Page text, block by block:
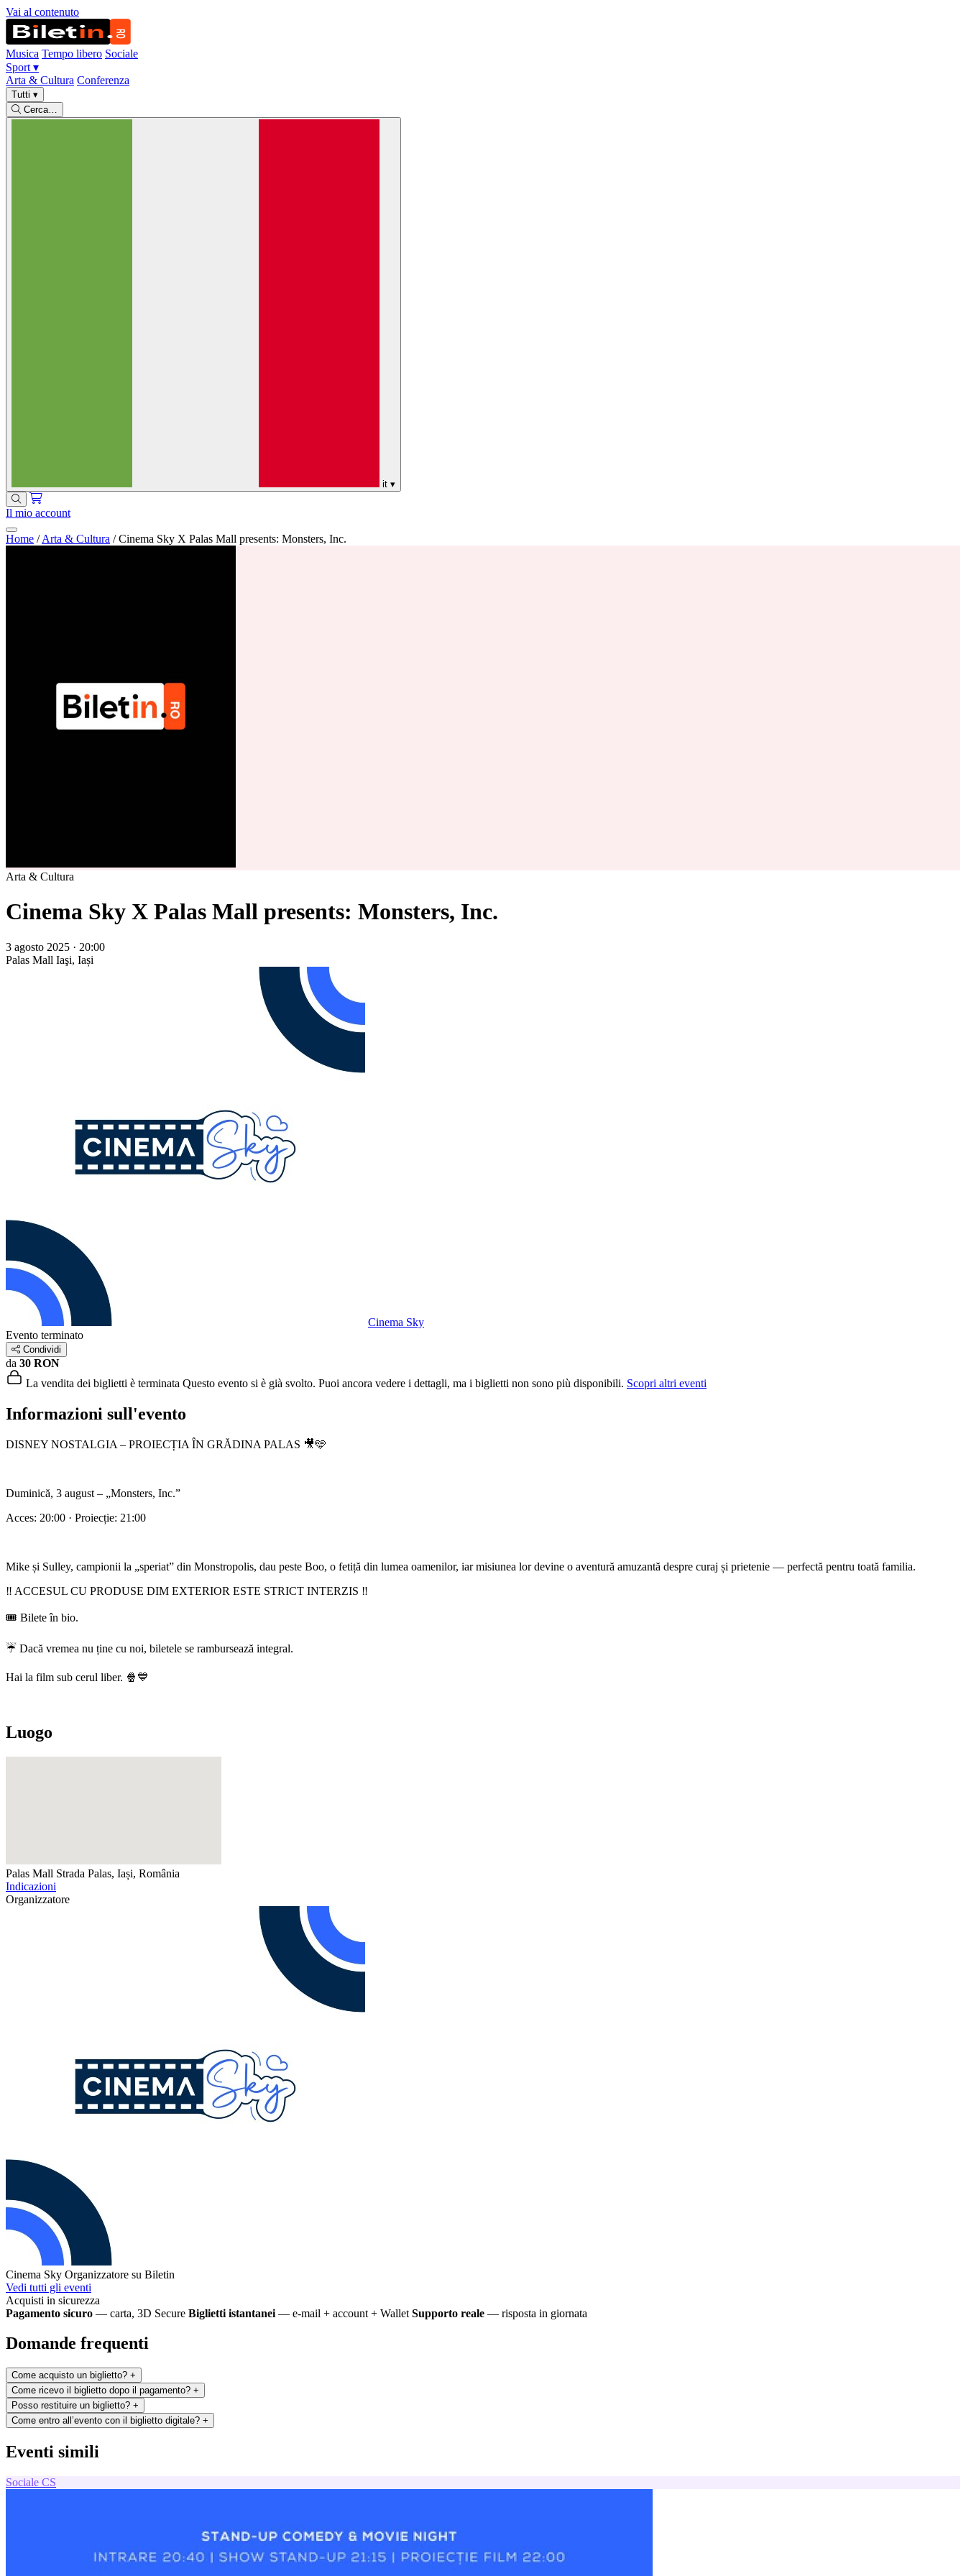
Vai al contenuto
Musica Tempo libero Sociale
Sport ▾
Arta & Cultura Conferenza
Tutti ▾
Cerca…
it ▾
Il mio account
Home / Arta & Cultura / Cinema Sky X Palas Mall presents: Monsters, Inc.
Arta & Cultura
Cinema Sky X Palas Mall presents: Monsters, Inc.
3 agosto 2025 · 20:00
Palas Mall Iaşi, Iași
Cinema Sky
Evento terminato
Condividi
da 30 RON
La vendita dei biglietti è terminata Questo evento si è già svolto. Puoi ancora vedere i dettagli, ma i biglietti non sono più disponibili. Scopri altri eventi
Informazioni sull'evento
DISNEY NOSTALGIA – PROIECȚIA ÎN GRĂDINA PALAS 🎥🩵
Duminică, 3 august – „Monsters, Inc.”
Acces: 20:00 · Proiecție: 21:00
Mike și Sulley, campionii la „speriat” din Monstropolis, dau peste Boo, o fetiță din lumea oamenilor, iar misiunea lor devine o aventură amuzantă despre curaj și prietenie — perfectă pentru toată familia.
‼️ ACCESUL CU PRODUSE DIM EXTERIOR ESTE STRICT INTERZIS ‼️
🎟️ Bilete în bio.
☔ Dacă vremea nu ține cu noi, biletele se rambursează integral.
Hai la film sub cerul liber. 🍿💙
Luogo
Palas Mall Strada Palas, Iași, România
Indicazioni
Organizzatore
Cinema Sky Organizzatore su Biletin
Vedi tutti gli eventi
Acquisti in sicurezza
Pagamento sicuro — carta, 3D Secure Biglietti istantanei — e-mail + account + Wallet Supporto reale — risposta in giornata
Domande frequenti
Come acquisto un biglietto? +
Come ricevo il biglietto dopo il pagamento? +
Posso restituire un biglietto? +
Come entro all’evento con il biglietto digitale? +
Eventi simili
Sociale CS